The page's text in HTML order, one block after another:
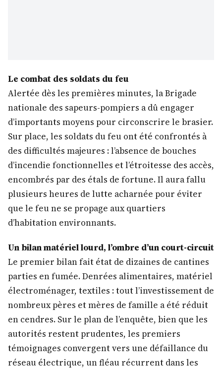
Le combat des soldats du feu
Alertée dès les premières minutes, la Brigade
nationale des sapeurs-pompiers a dû engager
d’importants moyens pour circonscrire le brasier.
Sur place, les soldats du feu ont été confrontés à
des difficultés majeures : l’absence de bouches
d’incendie fonctionnelles et l’étroitesse des accès,
encombrés par des étals de fortune. Il aura fallu
plusieurs heures de lutte acharnée pour éviter
que le feu ne se propage aux quartiers
d’habitation environnants.
Un bilan matériel lourd, l’ombre d’un court-circuit
Le premier bilan fait état de dizaines de cantines
parties en fumée. Denrées alimentaires, matériel
électroménager, textiles : tout l’investissement de
nombreux pères et mères de famille a été réduit
en cendres. Sur le plan de l’enquête, bien que les
autorités restent prudentes, les premiers
témoignages convergent vers une défaillance du
réseau électrique, un fléau récurrent dans les